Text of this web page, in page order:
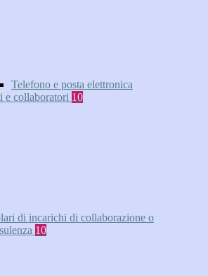
Telefono e posta elettronica
e collaboratori 10
di incarichi di collaborazione o
10